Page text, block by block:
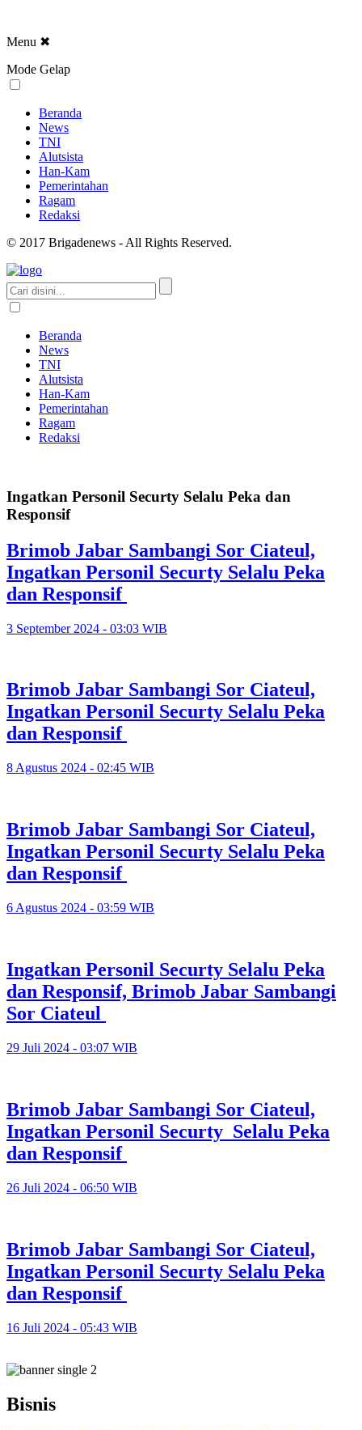
Menu ✖
Mode Gelap
Beranda
News
TNI
Alutsista
Han-Kam
Pemerintahan
Ragam
Redaksi
© 2017 Brigadenews - All Rights Reserved.
Beranda
News
TNI
Alutsista
Han-Kam
Pemerintahan
Ragam
Redaksi
Ingatkan Personil Securty Selalu Peka dan
Responsif
Brimob Jabar Sambangi Sor Ciateul,
Ingatkan Personil Securty Selalu Peka
dan Responsif
3 September 2024 - 03:03 WIB
Brimob Jabar Sambangi Sor Ciateul,
Ingatkan Personil Securty Selalu Peka
dan Responsif
8 Agustus 2024 - 02:45 WIB
Brimob Jabar Sambangi Sor Ciateul,
Ingatkan Personil Securty Selalu Peka
dan Responsif
6 Agustus 2024 - 03:59 WIB
Ingatkan Personil Securty Selalu Peka
dan Responsif, Brimob Jabar Sambangi
Sor Ciateul
29 Juli 2024 - 03:07 WIB
Brimob Jabar Sambangi Sor Ciateul,
Ingatkan Personil Securty Selalu Peka
dan Responsif
26 Juli 2024 - 06:50 WIB
Brimob Jabar Sambangi Sor Ciateul,
Ingatkan Personil Securty Selalu Peka
dan Responsif
16 Juli 2024 - 05:43 WIB
Bisnis